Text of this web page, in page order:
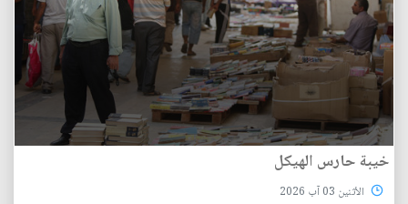
خيبة حارس الهيكل
الأثنين 03 آب 2026